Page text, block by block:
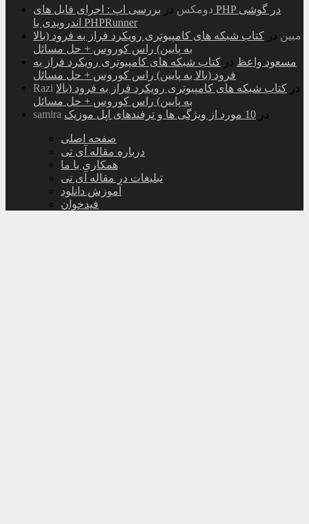
دومکس در بررسی اپ : اجرای فایل های PHP در گوشی
اندرویدی با PHPRunner
مبین در کتاب شبکه های کامپیوتری رویکرد فراز به فرود (بالا
به پایین) راس کوروس + حل مسائل
مسعود واعظ در کتاب شبکه های کامپیوتری رویکرد فراز به
فرود (بالا به پایین) راس کوروس + حل مسائل
Razi
در کتاب شبکه های کامپیوتری رویکرد فراز به فرود (بالا
به پایین) راس کوروس + حل مسائل
samira
در 10 مورد از ویژگی ها و ترفندهای اپل موزیک
صفحه اصلی
درباره مقاله آی تی
همکاری با ما
تبلیغات در مقاله آی تی
آموزش دانلود
فیدخوان